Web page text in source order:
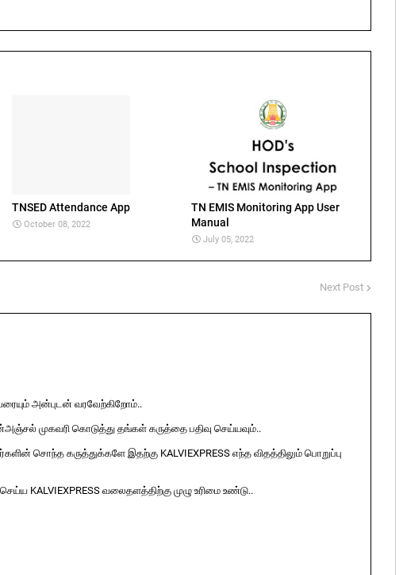
TNSED Attendance App
October 08, 2022
TN EMIS Monitoring App User
Manual
July 05, 2022
Next Post
அன்புடன் வரவேற்கிறோம்..
முகவரி கொடுத்து தங்கள் கருத்தை பதிவு செய்யவும்..
சொந்த கருத்துக்களே இதற்கு KALVIEXPRESS எந்த விதத்திலும் பொறுப்பு
KALVIEXPRESS வலைதளத்திற்கு முழு உரிமை உண்டு..